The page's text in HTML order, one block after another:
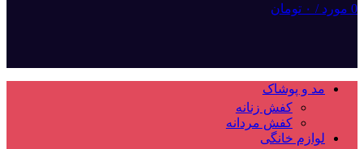
0 مورد / ۰ تومان
مد و پوشاک
کفش زنانه
کفش مردانه
لوازم خانگی